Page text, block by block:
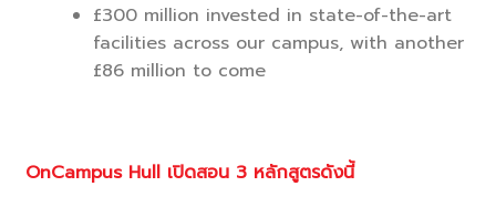
£300 million invested in state-of-the-art
facilities across our campus, with another
£86 million to come
OnCampus Hull เปิดสอน 3 หลักสูตรดังนี้